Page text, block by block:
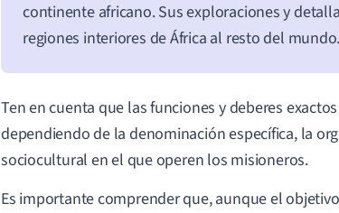
continente africano. Sus exploraciones y
regiones interiores de África al resto del mundo.
Ten en cuenta que las funciones y deberes
dependiendo de la denominación específica, la
sociocultural en el que operen los misioneros.
Es importante comprender que, aunque el